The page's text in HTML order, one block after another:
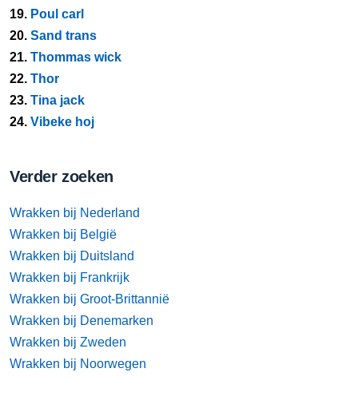
19. Poul carl
20. Sand trans
21. Thommas wick
22. Thor
23. Tina jack
24. Vibeke hoj
Verder zoeken
Wrakken bij Nederland
Wrakken bij België
Wrakken bij Duitsland
Wrakken bij Frankrijk
Wrakken bij Groot-Brittannië
Wrakken bij Denemarken
Wrakken bij Zweden
Wrakken bij Noorwegen